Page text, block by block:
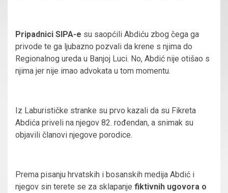
Pripadnici SIPA-e su saopćili Abdiću zbog čega ga
privode te ga ljubazno pozvali da krene s njima do
Regionalnog ureda u Banjoj Luci. No, Abdić nije otišao s
njima jer nije imao advokata u tom momentu.
Iz Laburističke stranke su prvo kazali da su Fikreta
Abdića priveli na njegov 82. rođendan, a snimak su
objavili članovi njegove porodice.
Prema pisanju hrvatskih i bosanskih medija Abdić i
njegov sin terete se za sklapanje fiktivnih ugovora o